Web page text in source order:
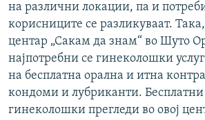
на различни локации, па и
корисниците се разликуваат.
центар „Сакам да знам“ во Шуто
најпотребни се гинеколошки
на бесплатна орална и итна
кондоми и лубриканти.
гинеколошки прегледи во овој